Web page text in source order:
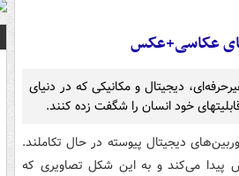
عکاسی+عکس
دیجیتال و مکانیکی که در دنیای
خود انسان را شگفت زده کنند.
دیجیتال پیوسته در حال تکاملند.
پیدا می‌کند و به این شکل تصاویری که